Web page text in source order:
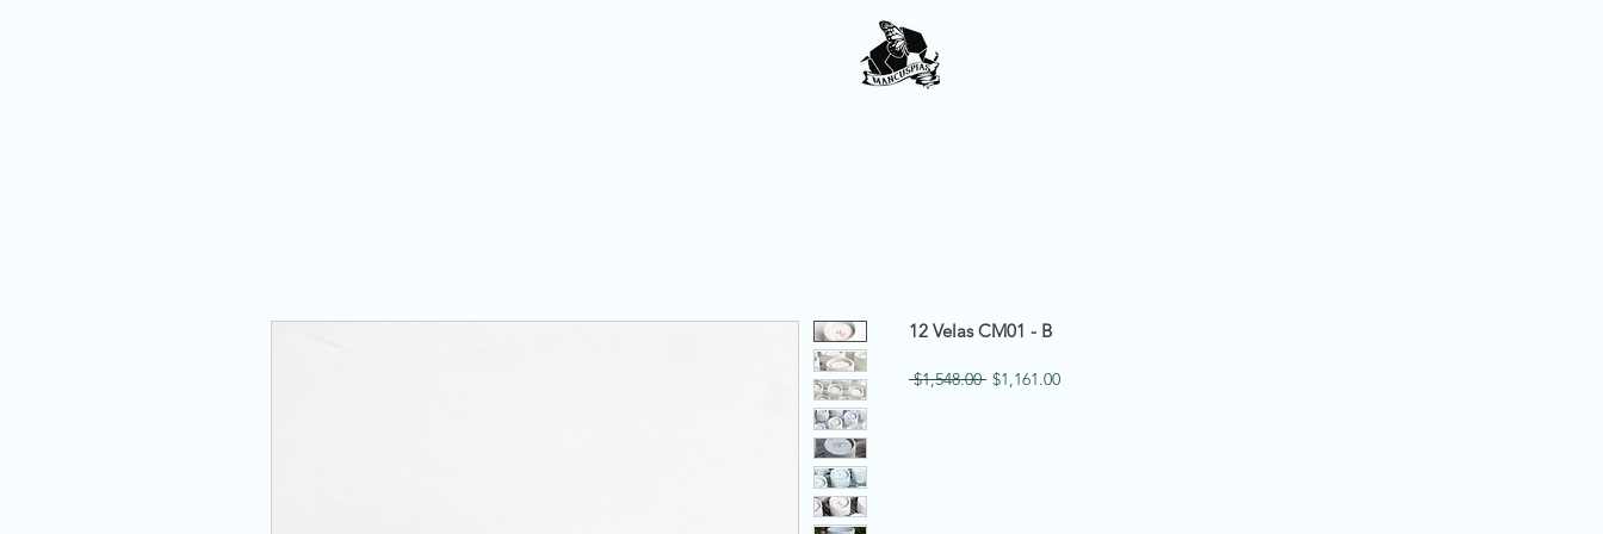
12 Velas CM01 - B
$1,548.00 Precio
$1,161.00Precio